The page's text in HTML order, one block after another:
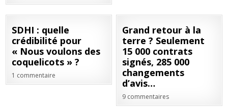
SDHI : quelle
crédibilité pour
« Nous voulons des
coquelicots » ?
1 commentaire
12
JUIN
2020
Grand retour à la
terre ? Seulement
15 000 contrats
signés, 285 000
changements
d’avis…
9 commentaires